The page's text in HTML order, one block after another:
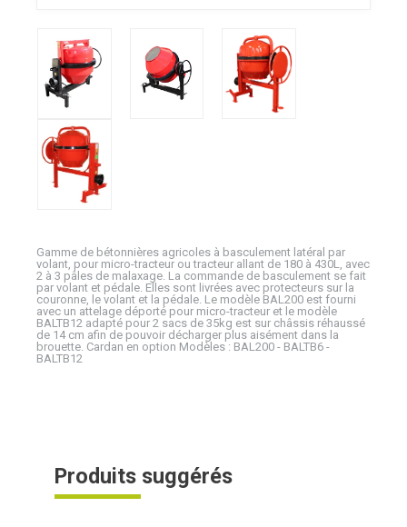
Gamme de bétonnières agricoles à basculement latéral par
volant, pour micro-tracteur ou tracteur allant de 180 à 430L, avec
2 à 3 pâles de malaxage. La commande de basculement se fait
par volant et pédale. Elles sont livrées avec protecteurs sur la
couronne, le volant et la pédale. Le modèle BAL200 est fourni
avec un attelage déporté pour micro-tracteur et le modèle
BALTB12 adapté pour 2 sacs de 35kg est sur châssis réhaussé
de 14 cm afin de pouvoir décharger plus aisément dans la
brouette. Cardan en option Modèles : BAL200 - BALTB6 -
BALTB12
Produits suggérés